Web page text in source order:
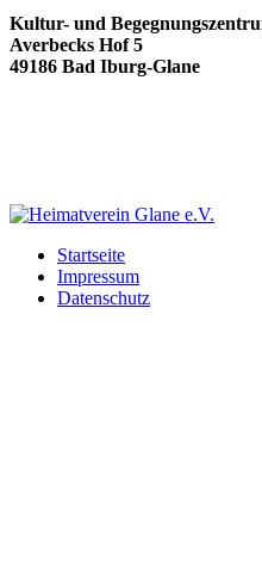
Kultur- und
Averbecks Hof 5
49186 Bad Iburg-Glane
Startseite
Impressum
Datenschutz